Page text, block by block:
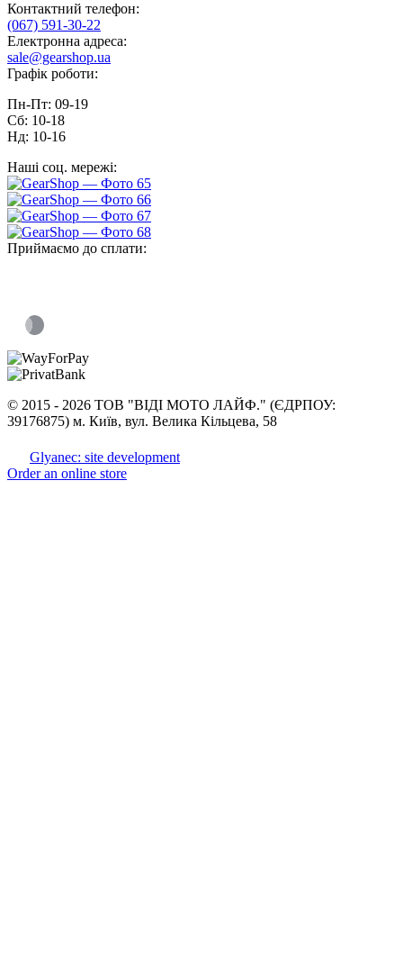
Контактний телефон:
(067) 591-30-22
Електронна адреса:
sale@gearshop.ua
Графік роботи:
Пн-Пт: 09-19
Сб: 10-18
Нд: 10-16
Наші соц. мережі:
Приймаємо до сплати:
© 2015 - 2026 ТОВ "ВІДІ МОТО ЛАЙФ." (ЄДРПОУ:
39176875) м. Київ, вул. Велика Кільцева, 58
Glyanec: site development
Order an online store